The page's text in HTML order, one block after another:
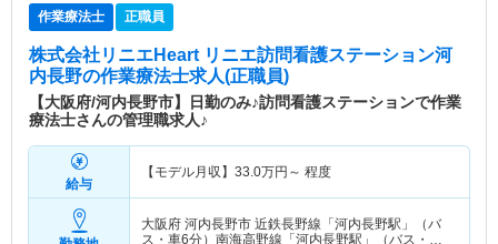
作業療法士 正職員
株式会社リニエHeart リニエ訪問看護ステーション河
内長野の作業療法士求人(正職員)
【大阪府/河内長野市】日勤のみ♪訪問看護ステーションで作業
療法士さんの管理職求人♪
給与
【モデル月収】 33.0万円～ 程度
大阪府 河内長野市 近鉄長野線「河内長野駅」（バ
ス・車6分）南海高野線「河内長野駅」（バス・車6